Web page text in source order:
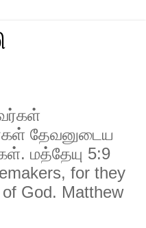
தேவனுடைய
மத்தேயு 5:9
for they
God. Matthew